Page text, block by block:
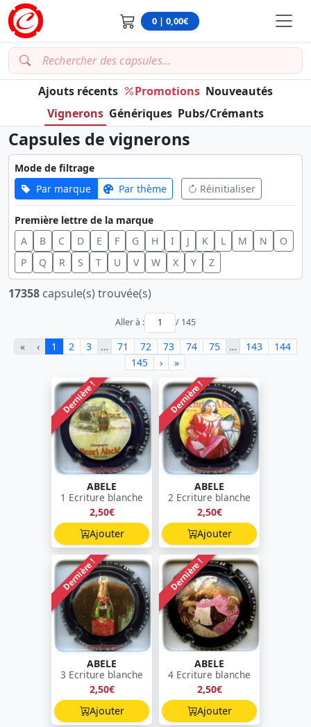
0 | 0,00€
Ajouts récents Promotions Nouveautés
Vignerons Génériques Pubs/Crémants
Capsules de vignerons
Mode de filtrage
Par marque
Par thème Réinitialiser
Première lettre de la marque
A
B C D E F G H I J K L M N
O
P
Q R S T U V W X Y Z
17358 capsule(s) trouvée(s)
Aller à : / 145
« ‹ 1 2 3 … 71 72 73 74 75 … 143
144
145
› »
Dernière !
ABELE
1 Ecriture blanche
2,50€
Ajouter
Dernière !
ABELE
2 Ecriture blanche
2,50€
Ajouter
Dernière !
ABELE
3 Ecriture blanche
2,50€
Ajouter
Dernière !
ABELE
4 Ecriture blanche
2,50€
Ajouter